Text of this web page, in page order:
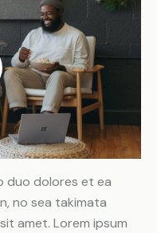
duo dolores et ea
no sea takimata
amet. Lorem ipsum